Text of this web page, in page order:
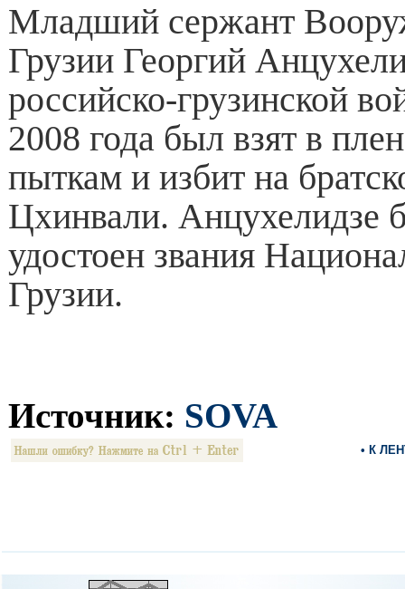
Младший сержант
Грузии Георгий
российско-грузинской
2008 года был взят в
пыткам и избит на
Цхинвали. Анцухелидзе
удостоен звания
Грузии.
Источник: SOVA
• К